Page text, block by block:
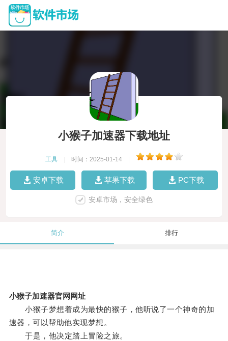
小猴子加速器下载地址
工具 时间：2025-01-14
安卓下载 苹果下载 PC下载
安卓市场，安全绿色
简介 排行
小猴子加速器官网网址
小猴子梦想着成为最快的猴子，他听说了一个神奇的加
速器，可以帮助他实现梦想。
于是，他决定踏上冒险之旅。